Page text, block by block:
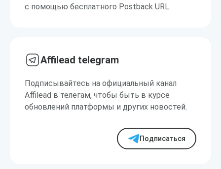
с помощью бесплатного Postback URL.
Affilead telegram
Подписывайтесь на официальный канал
Affilead в телегам, чтобы быть в курсе
обновлений платформы и других новостей.
Подписаться